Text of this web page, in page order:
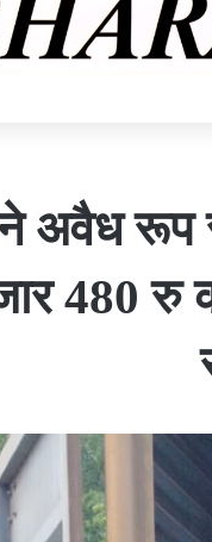
ने अवैध रूप
480 रु